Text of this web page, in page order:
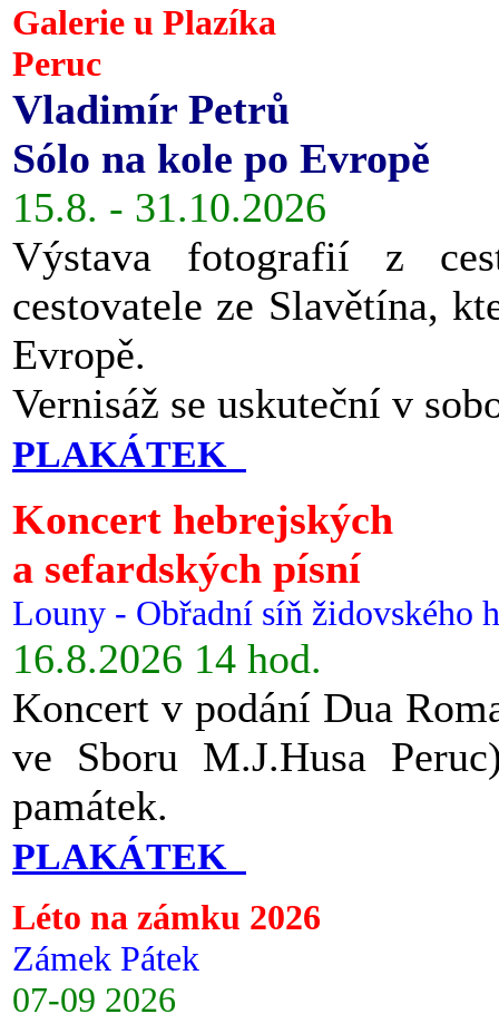
Galerie u Plazíka
Peruc
Vladimír Petrů
Sólo na kole po Evropě
15.8. - 31.10.2026
Výstava fotografií z
cestovatele ze Slavětína,
Evropě.
Vernisáž se uskuteční v
PLAKÁTEK
Koncert hebrejských
a sefardských písní
Louny - Obřadní síň židovského
16.8.2026 14 hod.
Koncert v podání Dua
ve Sboru M.J.Husa
památek.
PLAKÁTEK
Léto na zámku 2026
Zámek Pátek
07-09 2026